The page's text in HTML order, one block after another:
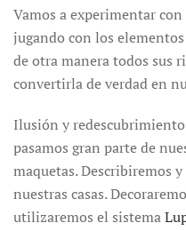
Vamos a experimentar
jugando con los
de otra manera todos sus
convertirla de verdad en
Ilusión y
pasamos gran parte de
maquetas. Describiremos
nuestras casas.
utilizaremos el sistema